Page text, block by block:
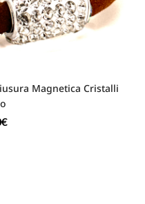
Magnetica Cristalli
€